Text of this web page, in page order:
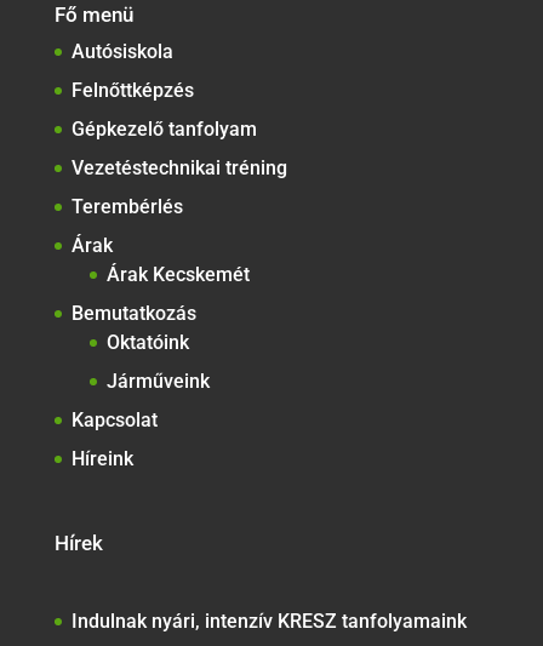
Fő menü
Autósiskola
Felnőttképzés
Gépkezelő tanfolyam
Vezetéstechnikai tréning
Terembérlés
Árak
Árak Kecskemét
Bemutatkozás
Oktatóink
Járműveink
Kapcsolat
Híreink
Hírek
Indulnak nyári, intenzív KRESZ tanfolyamaink